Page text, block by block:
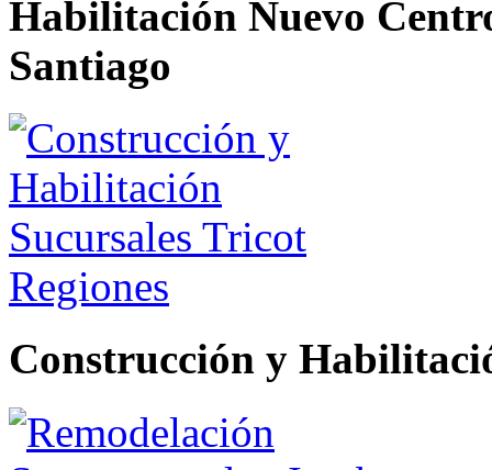
Habilitación Nuevo
Santiago
Construcción y